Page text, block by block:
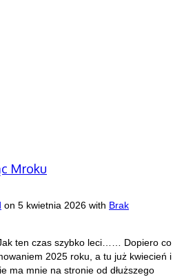
Mroku
on 5 kwietnia 2026 with Brak
ten czas szybko leci…… Dopiero co
2025 roku, a tu już kwiecień i
ma mnie na stronie od dłuższego